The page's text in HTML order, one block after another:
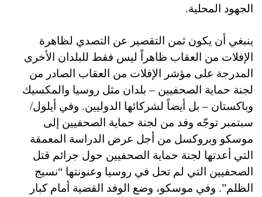
الجهود المحلية.
ينبغي أن يكون ثمن التقصير عن التصدي لظاهرة
الإفلات من العقاب ظاهراً ليس فقط للبلدان الأخرى
المدرجة على مؤشر الإفلات من العقاب الصادر من
لجنة حماية الصحفيين – بلدان مثل روسيا والمكسيك
وباكستان – بل أيضاً لشركائها الدوليين. وفي أيلول/
سبتمبر توجّه وفد من لجنة حماية الصحفيين إلى
موسكو وبروكسل من أجل عرض الدراسة المعمقة
التي أعدتها لجنة حماية الصحفيين حول جرائم قتل
الصحفيين التي لم تحل في روسيا وعنونتها “نسيج
الظلم”. وفي موسكو، وضع الوفد القضية أمام كبار